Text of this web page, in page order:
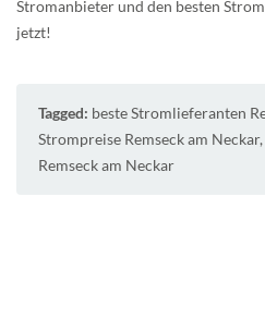
Stromanbieter und den besten
jetzt!
Tagged: beste Stromlieferanten
Strompreise Remseck am Neckar,
Remseck am Neckar